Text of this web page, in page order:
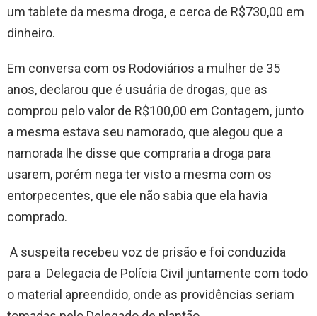
um tablete da mesma droga, e cerca de R$730,00 em
dinheiro.
Em conversa com os Rodoviários a mulher de 35
anos, declarou que é usuária de drogas, que as
comprou pelo valor de R$100,00 em Contagem, junto
a mesma estava seu namorado, que alegou que a
namorada lhe disse que compraria a droga para
usarem, porém nega ter visto a mesma com os
entorpecentes, que ele não sabia que ela havia
comprado.
A suspeita recebeu voz de prisão e foi conduzida
para a Delegacia de Polícia Civil juntamente com todo
o material apreendido, onde as providências seriam